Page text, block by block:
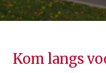
Kom langs